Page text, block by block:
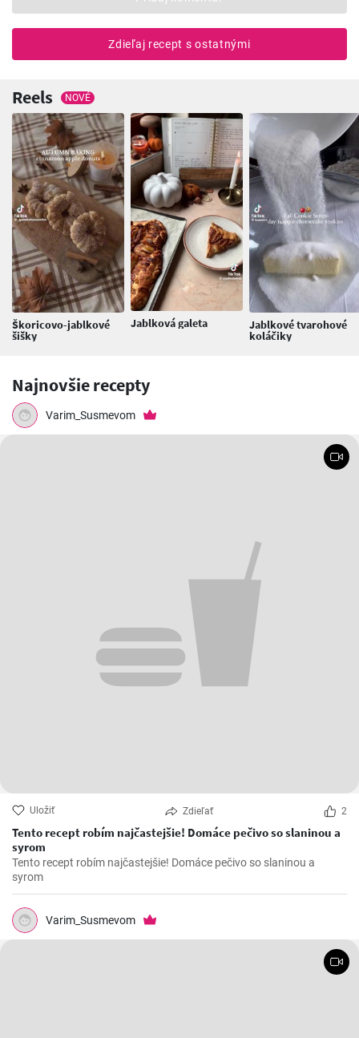
Zdieľaj recept s ostatnými
Reels NOVÉ
Škoricovo-jablkové
šišky
Jablková galeta Jablkové tvarohové
koláčiky
Najnovšie recepty
Varim_Susmevom
Uložiť Zdieľať 2
Tento recept robím najčastejšie! Domáce pečivo so slaninou a
syrom
Tento recept robím najčastejšie! Domáce pečivo so slaninou a
syrom
Varim_Susmevom